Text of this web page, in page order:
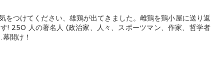
つけてください、雄鶏が出てきました。雌鶏を鶏小屋に送り返
! 250 人の著名人 (政治家、人々、スポーツマン、作家、哲学者
開け！